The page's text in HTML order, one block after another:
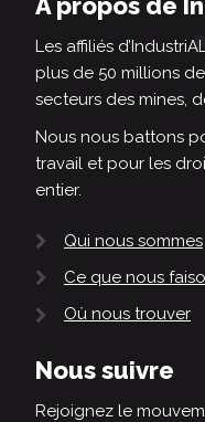
Á propos de
Les affiliés
plus de 50 millions
secteurs des mines,
Nous nous battons
travail et pour les
entier.
Qui nous sommes
Ce que nous
Où nous trouver
Nous suivre
Rejoignez le